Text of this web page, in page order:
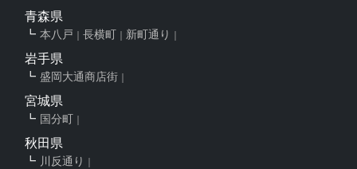
青森県
本八戸 長横町 新町通り
岩手県
盛岡大通商店街
宮城県
国分町
秋田県
川反通り